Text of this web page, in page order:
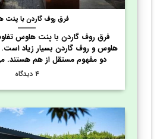
فرق روف گاردن با
فرق روف گاردن با پنت هاوس
هاوس و روف گاردن بسیار زیاد
دو مفهوم مستقل از هم هستند.
۴ دیدگاه